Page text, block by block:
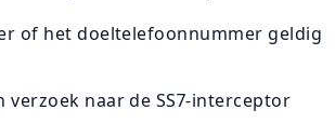
of het doeltelefoonnummer geldig
verzoek naar de SS7-interceptor